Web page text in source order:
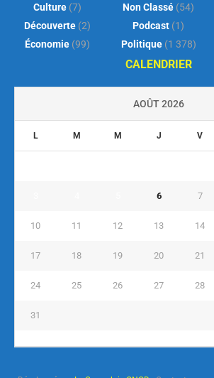
Culture (7)
Découverte (2)
Économie (99)
Non Classé (54)
Podcast (1)
Politique(1 378)
CALENDRIER
AOÛT 2026
L M M J V
6 7
10 11 12 13 14
17 18 19 20 21
24 25 26 27 28
31